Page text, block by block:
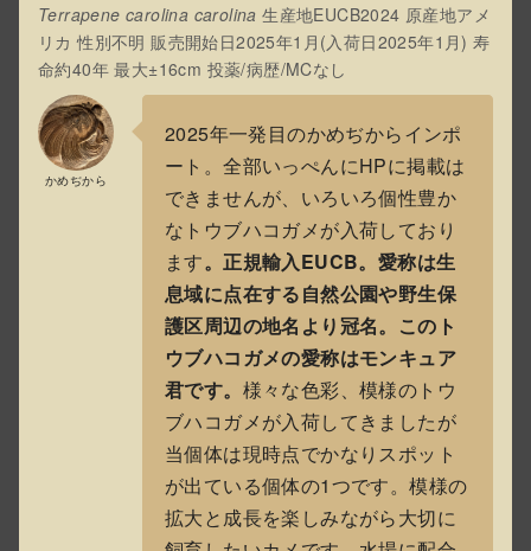
Terrapene carolina carolina 生産地EUCB2024 原産地アメ
リカ 性別不明 販売開始日2025年1月(入荷日2025年1月) 寿
命約40年 最大±16cm 投薬/病歴/MCなし
かめぢから
2025年一発目のかめぢからインポ
ート。全部いっぺんにHPに掲載は
できませんが、いろいろ個性豊か
なトウブハコガメが入荷しており
ます。正規輸入EUCB。愛称は生
息域に点在する自然公園や野生保
護区周辺の地名より冠名。このト
ウブハコガメの愛称はモンキュア
君です。 様々な色彩、模様のトウ
ブハコガメが入荷してきましたが
当個体は現時点でかなりスポット
が出ている個体の1つです。模様の
拡大と成長を楽しみながら大切に